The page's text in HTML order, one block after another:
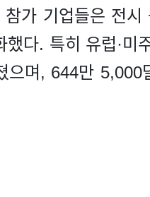
가 기업들은 전시
다. 특히 유럽·미
으며, 644만 5,000